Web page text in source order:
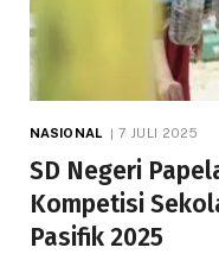
NASIONAL 7 JULI 2025
SD Negeri
Kompetisi
Pasifik 2025